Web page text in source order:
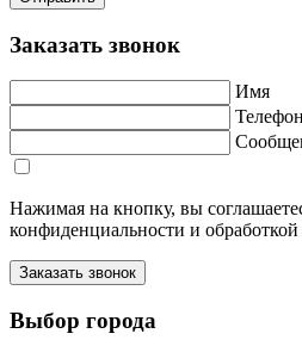
Заказать звонок
Имя
Телефон
Нажимая на кнопку, вы
конфиденциальности и
Выбор города